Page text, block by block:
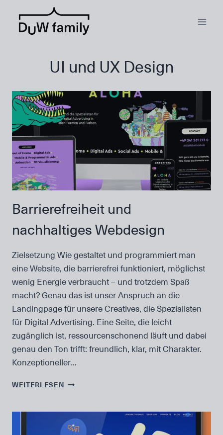
Inhalt
springen
UI und UX Design
Barrierefreiheit und
nachhaltiges Webdesign
Zielsetzung Wie gestaltet und programmiert man
eine Website, die barrierefrei funktioniert, möglichst
wenig Energie verbraucht – und trotzdem Spaß
macht? Genau das ist unser Anspruch an die
Landingpage für unsere Creatives, die Spezialisten
für Digital Advertising. Eine Seite, die leicht
zugänglich ist, ressourcenschonend läuft und dabei
genau den Ton trifft: freundlich, klar, mit Charakter.
Konzeptioneller…
WEITERLESEN BARRIEREFREIHEIT
WEBDESIGN